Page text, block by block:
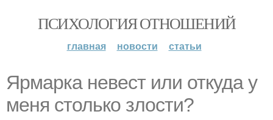
ПСИХОЛОГИЯ ОТНОШЕНИЙ
главная новости статьи
Ярмарка невест или откуда у
меня столько злости?